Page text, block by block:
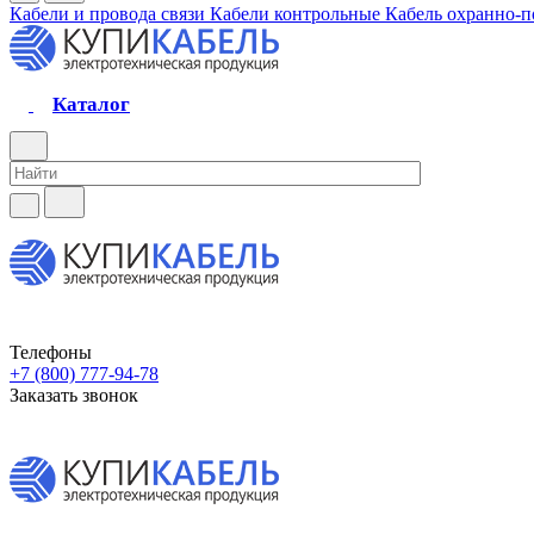
Кабели и провода связи Кабели контрольные Кабель охранно-
Каталог
Телефоны
+7 (800) 777-94-78
Заказать звонок